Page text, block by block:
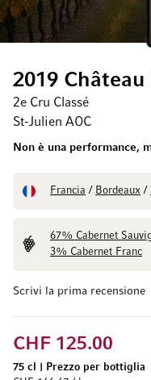
Scrivi la prima recensione
2019
2e Cru Classé
St-Julien AOC
Non è una performance,
Francia / Bordeaux /
67% Cabernet
3% Cabernet Franc
CHF 125.00
75 cl
Prezzo per bottiglia